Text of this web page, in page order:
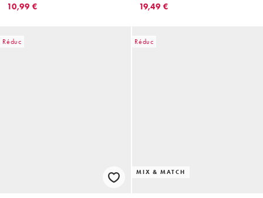
10,99 €
19,49 €
Réduc Réduc
MIX & MATCH